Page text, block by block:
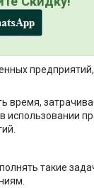
время,
использовании
такие